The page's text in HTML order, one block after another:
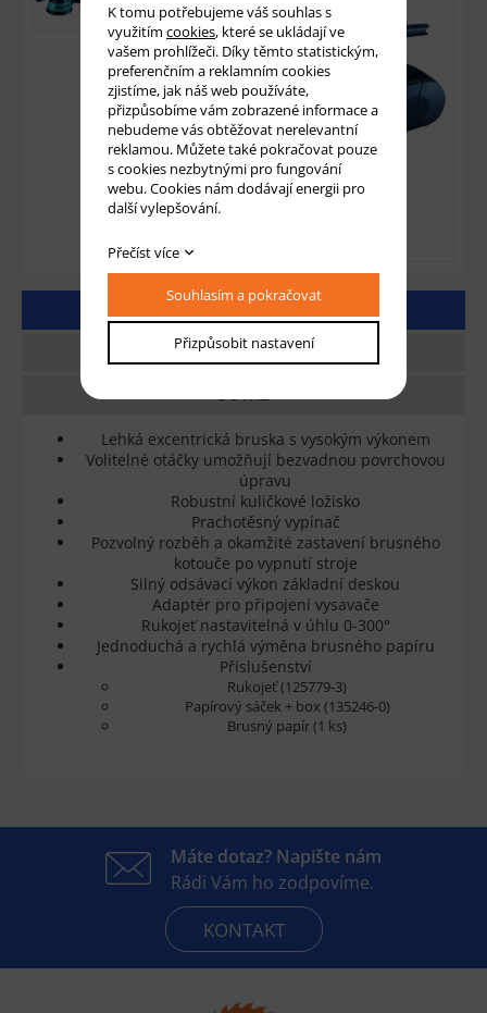
TECHNICKÉ PARAMETRY
DOTAZ
Lehká excentrická bruska s vysokým výkonem
Volitelné otáčky umožňují bezvadnou povrchovou
úpravu
Robustní kuličkové ložisko
Prachotěsný vypínač
Pozvolný rozběh a okamžité zastavení brusného
kotouče po vypnutí stroje
Silný odsávací výkon základní deskou
Adaptér pro připojení vysavače
Rukojeť nastavitelná v úhlu 0-300°
Jednoduchá a rychlá výměna brusného papíru
Příslušenství
Rukojeť (125779-3)
Papírový sáček + box (135246-0)
Brusný papír (1 ks)
Máte dotaz? Napište nám
Rádi Vám ho zodpovíme.
KONTAKT
K tomu potřebujeme váš souhlas s
využitím cookies, které se ukládají ve
vašem prohlížeči. Díky těmto statistickým,
preferenčním a reklamním cookies
zjistíme, jak náš web používáte,
přizpůsobíme vám zobrazené informace a
nebudeme vás obtěžovat nerelevantní
reklamou. Můžete také pokračovat pouze
s cookies nezbytnými pro fungování
webu. Cookies nám dodávají energii pro
další vylepšování.
Přečíst více
Souhlasím a pokračovat
Přizpůsobit nastavení